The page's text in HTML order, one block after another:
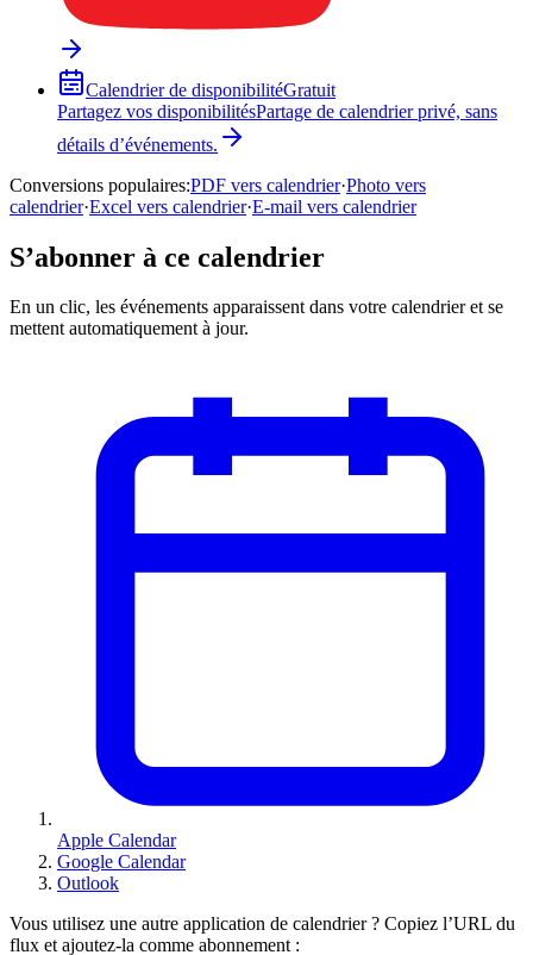
Calendrier de disponibilitéGratuit
Partagez vos disponibilitésPartage de calendrier privé, sans
détails d’événements.
Conversions populaires:PDF vers calendrier·Photo vers
calendrier·Excel vers calendrier·E-mail vers calendrier
S’abonner à ce calendrier
En un clic, les événements apparaissent dans votre calendrier et se
mettent automatiquement à jour.
Apple Calendar
Google Calendar
Outlook
Vous utilisez une autre application de calendrier ? Copiez l’URL du
flux et ajoutez-la comme abonnement :